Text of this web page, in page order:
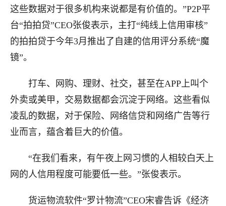
这些数据对于很多机构来说都是有价值的。”P2P平
台“拍拍贷”CEO张俊表示，主打“纯线上信用审核”
的拍拍贷于今年3月推出了自建的信用评分系统“魔
镜”。
打车、网购、理财、社交，甚至在APP上叫个
外卖或美甲，交易数据都会沉淀于网络。这些看似
凌乱的数据，对于保险、网络信贷和网络广告等行
业而言，蕴含着巨大的价值。
“在我们看来，有午夜上网习惯的人相较白天上
网的人信用程度可能要低一些。”张俊表示。
货运物流软件“罗计物流”CEO宋睿告诉《经济